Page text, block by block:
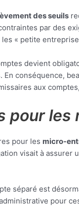
des seuils
par des
« petite
devient
conséquence,
aux
pour
pour les micro-
visait à
séparé est
pour